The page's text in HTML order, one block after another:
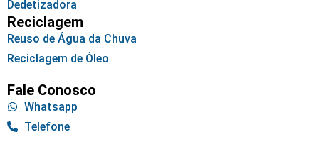
Dedetizadora
Reciclagem
Reuso de Água da Chuva
Reciclagem de Óleo
Fale Conosco
Whatsapp
Telefone